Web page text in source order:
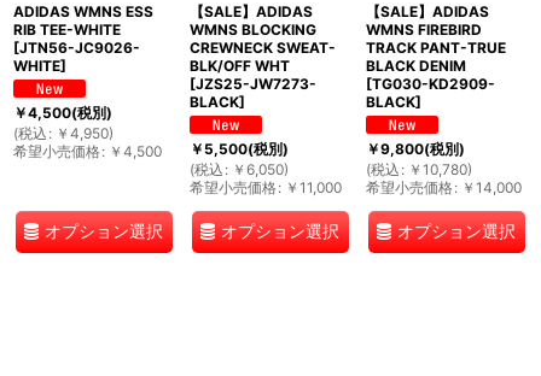
ADIDAS WMNS ESS
RIB TEE-WHITE
[JTN56-JC9026-
WHITE]
￥4,500(税別)
(税込 : ￥ 4,950)
希望小売価格: ￥ 4,500
オプション選択
【SALE】ADIDAS
WMNS BLOCKING
CREWNECK SWEAT-
BLK/OFF WHT
[JZS25-JW7273-
BLACK]
￥5,500(税別)
(税込 : ￥ 6,050)
希望小売価格: ￥ 11,000
オプション選択
【SALE】ADIDAS
WMNS FIREBIRD
TRACK PANT-TRUE
BLACK DENIM
[TG030-KD2909-
BLACK]
￥9,800(税別)
(税込 : ￥ 10,780)
希望小売価格: ￥ 14,000
オプション選択